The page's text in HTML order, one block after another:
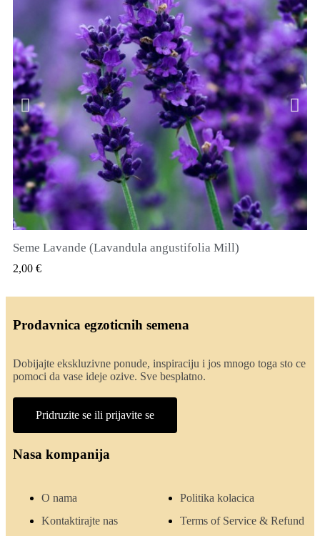
QUICK VIEW
Seme Lavande (Lavandula angustifolia Mill)
2,00 €
Prodavnica egzoticnih semena
Dobijajte ekskluzivne ponude, inspiraciju i jos mnogo toga sto ce
pomoci da vase ideje ozive. Sve besplatno.
Pridruzite se ili prijavite se
Nasa kompanija
O nama
Kontaktirajte nas
Politika kolacica
Terms of Service & Refund